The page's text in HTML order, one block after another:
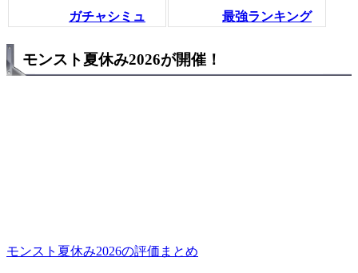
ガチャシミュ 最強ランキング
モンスト夏休み2026が開催！
モンスト夏休み2026の評価まとめ